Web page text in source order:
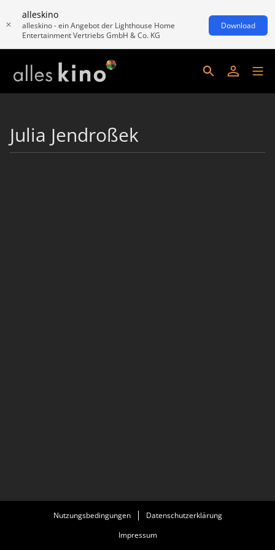
alleskino
alleskino - ein Angebot der Lighthouse Home
Entertainment Vertriebs GmbH & Co. KG
Download
Julia Jendroßek
Nutzungsbedingungen
Datenschutzerklärung
Impressum